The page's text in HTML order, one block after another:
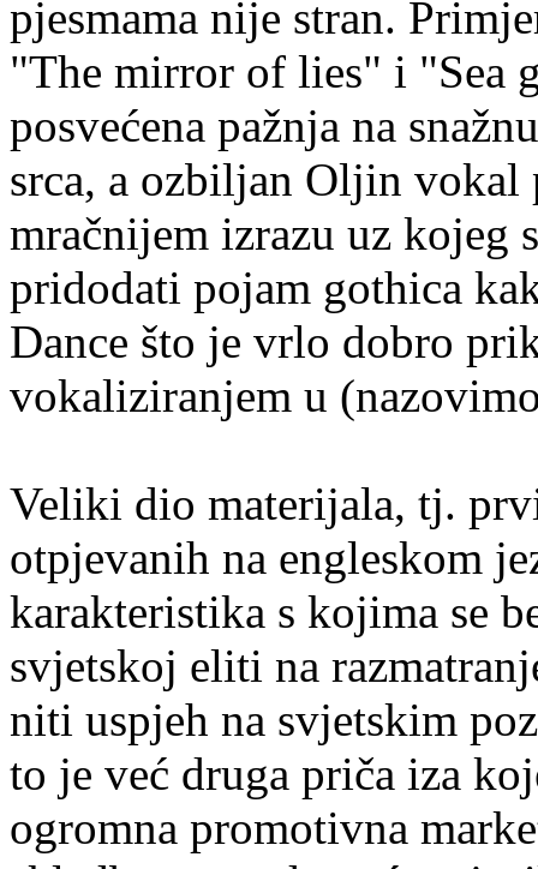
pjesmama nije stran.
"The mirror of lies" i "Sea
posvećena pažnja na
srca, a ozbiljan Oljin
mračnijem izrazu uz kojeg
pridodati pojam gothica
Dance što je vrlo dobro
vokaliziranjem u
Veliki dio materijala, tj.
otpjevanih na engleskom
karakteristika s kojima se
svjetskoj eliti na
niti uspjeh na svjetskim
to je već druga priča iza
ogromna promotivna